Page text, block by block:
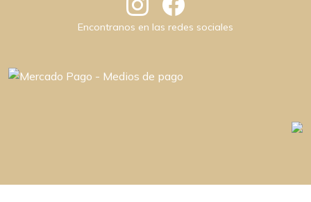
Encontranos en las redes sociales